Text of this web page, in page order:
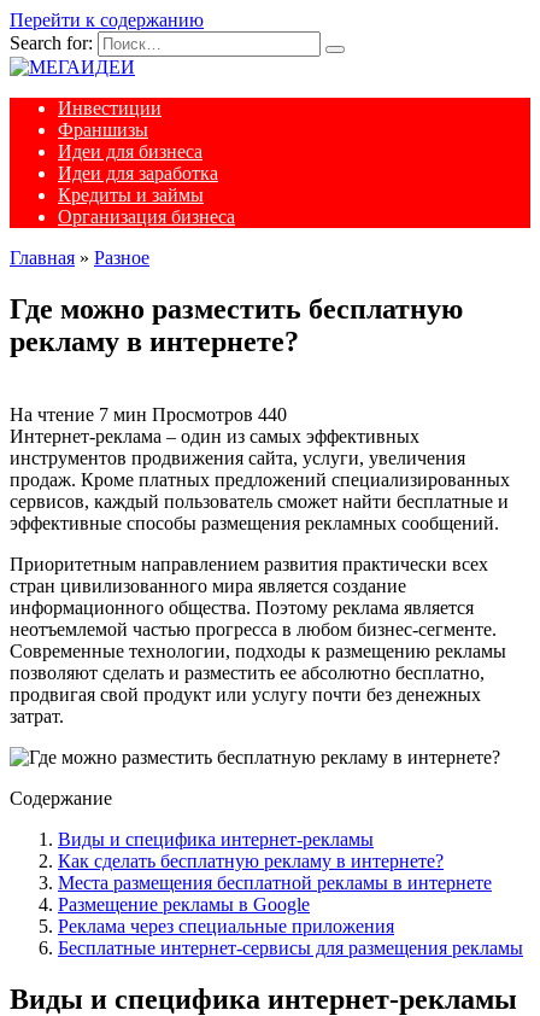
Перейти к содержанию
Search for:
Инвестиции
Франшизы
Идеи для бизнеса
Идеи для заработка
Кредиты и займы
Организация бизнеса
Главная » Разное
Где можно разместить бесплатную
рекламу в интернете?
На чтение 7 мин Просмотров 440
Интернет-реклама – один из самых эффективных
инструментов продвижения сайта, услуги, увеличения
продаж. Кроме платных предложений специализированных
сервисов, каждый пользователь сможет найти бесплатные и
эффективные способы размещения рекламных сообщений.
Приоритетным направлением развития практически всех
стран цивилизованного мира является создание
информационного общества. Поэтому реклама является
неотъемлемой частью прогресса в любом бизнес-сегменте.
Современные технологии, подходы к размещению рекламы
позволяют сделать и разместить ее абсолютно бесплатно,
продвигая свой продукт или услугу почти без денежных
затрат.
Содержание
Виды и специфика интернет-рекламы
Как сделать бесплатную рекламу в интернете?
Места размещения бесплатной рекламы в интернете
Размещение рекламы в Google
Реклама через специальные приложения
Бесплатные интернет-сервисы для размещения рекламы
Виды и специфика интернет-рекламы